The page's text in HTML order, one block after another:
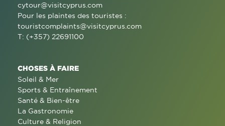
cytour@visitcyprus.com
Pour les plaintes des touristes :
touristcomplaints@visitcyprus.com
T: (+357) 22691100
CHOSES À FAIRE
Soleil & Mer
Sports & Entraînement
Santé & Bien-être
La Gastronomie
Culture & Religion